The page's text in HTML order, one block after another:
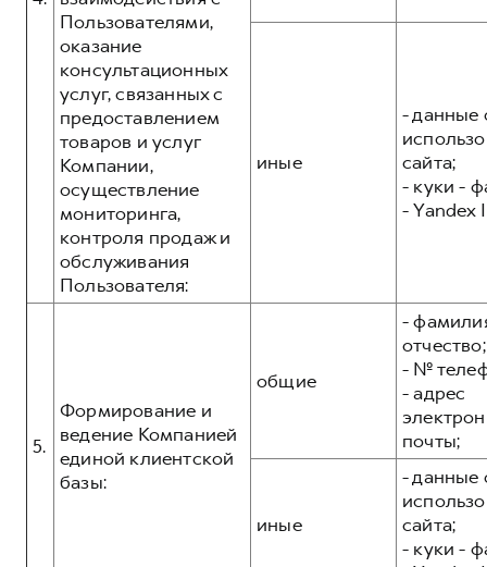
Пользователями,
оказание
консультационных
услуг, связанных с
предоставлением
товаров и услуг
Компании,
осуществление
мониторинга,
контроля продаж и
обслуживания
Пользователя:
иные
- данные
сайта;
- куки -
- Yandex
5.
Формирование и
ведение Компанией
единой клиентской
базы:
общие
-
отчество;
- №
- адрес
почты;
иные
- данные
сайта;
- куки -